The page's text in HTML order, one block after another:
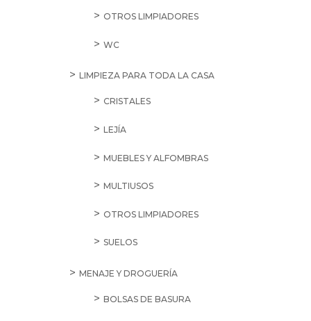
OTROS LIMPIADORES
WC
LIMPIEZA PARA TODA LA CASA
CRISTALES
LEJÍA
MUEBLES Y ALFOMBRAS
MULTIUSOS
OTROS LIMPIADORES
SUELOS
MENAJE Y DROGUERÍA
BOLSAS DE BASURA